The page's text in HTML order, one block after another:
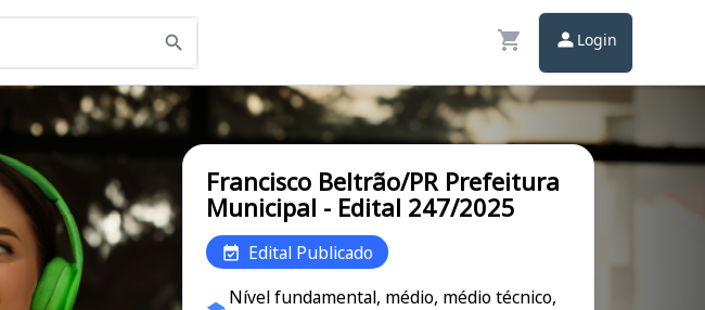
Login
Francisco Beltrão/PR Prefeitura
Municipal - Edital 247/2025
Edital Publicado
Nível fundamental, médio, médio técnico,